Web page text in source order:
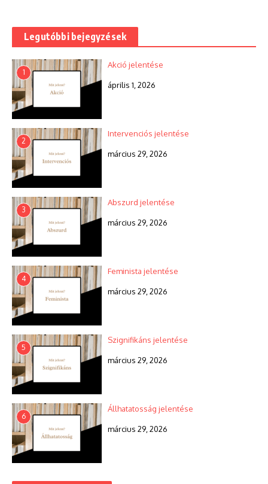
Legutóbbi bejegyzések
1
Akció jelentése
április 1, 2026
2
Intervenciós jelentése
március 29, 2026
3
Abszurd jelentése
március 29, 2026
4
Feminista jelentése
március 29, 2026
5
Szignifikáns jelentése
március 29, 2026
6
Állhatatosság jelentése
március 29, 2026